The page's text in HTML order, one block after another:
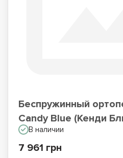
Беспружинный
Candy Blue (Кенди
В наличии
7 961 грн